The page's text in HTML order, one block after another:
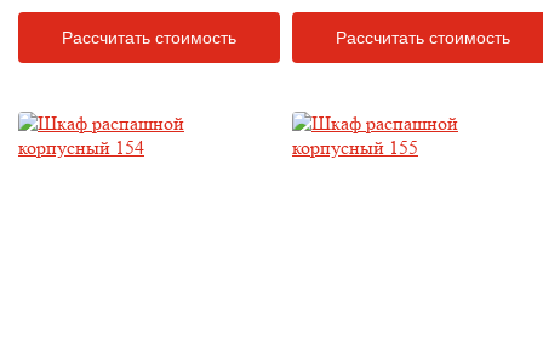
Рассчитать стоимость Рассчитать стоимость